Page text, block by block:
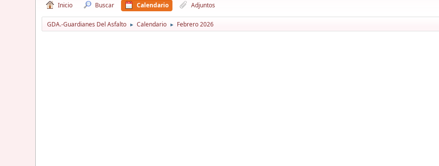
Inicio Buscar Calendario Adjuntos
GDA.-Guardianes Del Asfalto ► Calendario ► Febrero 2026